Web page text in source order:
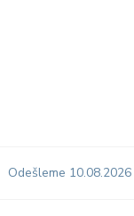
Odešleme 10.08.2026